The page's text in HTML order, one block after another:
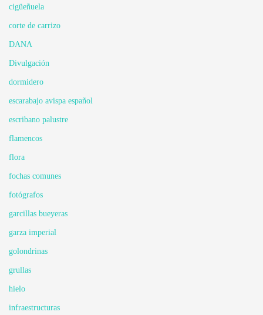
cigüeñuela
corte de carrizo
DANA
Divulgación
dormidero
escarabajo avispa español
escribano palustre
flamencos
flora
fochas comunes
fotógrafos
garcillas bueyeras
garza imperial
golondrinas
grullas
hielo
infraestructuras